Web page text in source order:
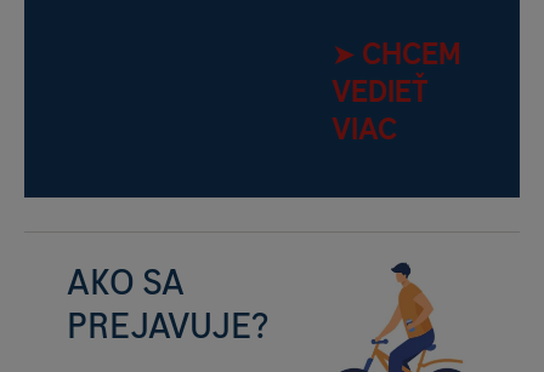
➤ CHCEM
VEDIEŤ
VIAC
AKO SA
PREJAVUJE?